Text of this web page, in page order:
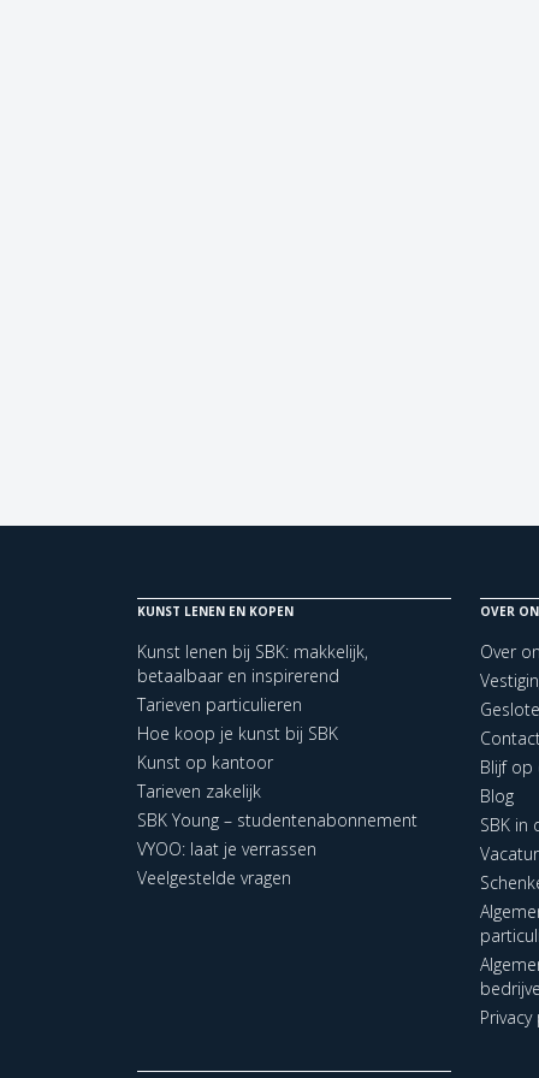
KUNST LENEN EN KOPEN
Kunst lenen bij SBK: makkelijk,
betaalbaar en inspirerend
Tarieven particulieren
Hoe koop je kunst bij SBK
Kunst op kantoor
Tarieven zakelijk
SBK Young – studentenabonnement
VYOO: laat je verrassen
Veelgestelde vragen
OVER
Over
Blijf op
Blog
SBK in